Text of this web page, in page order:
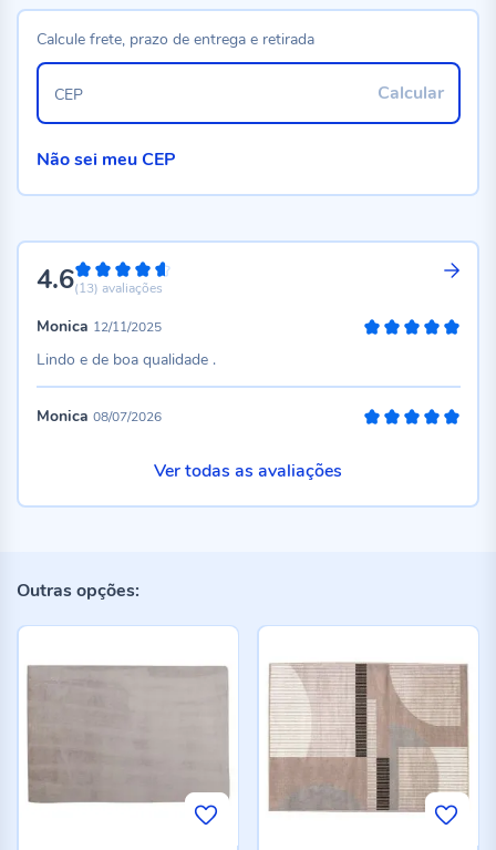
4.692%
(13) avaliações
Monica 12/11/2025
Lindo e de boa qualidade .
Monica 08/07/2026
Ver todas as avaliações
Calcule frete, prazo de entrega e retirada
Calcular
CEP
Não sei meu CEP
Outras opções: